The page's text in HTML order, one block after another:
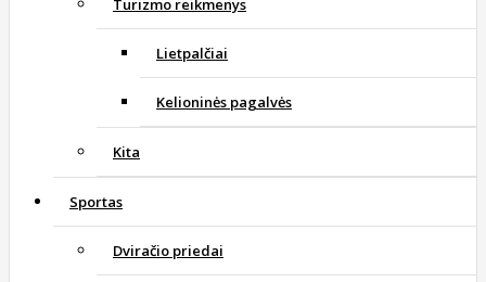
Turizmo reikmenys
Lietpalčiai
Kelioninės pagalvės
Kita
Sportas
Dviračio priedai